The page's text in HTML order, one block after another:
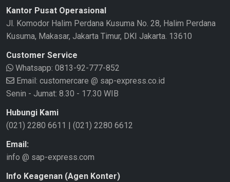
Kantor Pusat Operasional
Jl. Komodor Halim Perdana Kusuma No. 28, Halim Perdana
Kusuma, Makasar, Jakarta Timur, DKI Jakarta. 13610
Customer Service
Whatsapp: 0813-92-777-852
Email: customercare @ sap-express.co.id
Senin - Jumat: 8.30 - 17.30 WIB
Hubungi Kami
(021) 2280 6611
(021) 2280 6612
Email:
info @ sap-express.com
Info Keagenan (Agen Konter)